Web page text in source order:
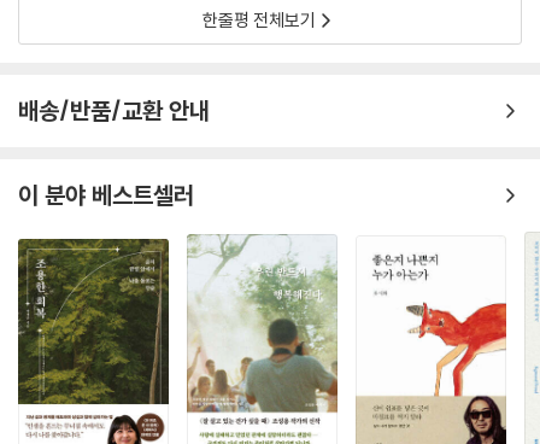
내 안에 고요를 하나 마련하는 일”
명상 지도자로서 안내하는 조용한 회복의 시간
길을 걷고 있는 누군가에게 그 따뜻함을 전하고 싶을 것이다. “내가 만난
겨울만큼 당신의 겨울이 길고 춥지 않길 바라는 간절한 마음으로.”(80쪽)
이 책은 이치훈 작가의 그 다정한 마음에서 출발한다.
“형용할 수 없는 평안함. 완전할 정도의 고요함. 그리고 그것은 오래전부터
내 안에 있어왔고, 단 한 번도 훼손되거나 사라진 적이 없었다는 깨달음. 그
제야 돌아온 나 자신을 향한 스스로의 따뜻하고 친절한 시선. 지난 몇 년간
의 극심했던 겨울이 일순간에 녹는 봄날이었습니다. ‘이게 바로 명상이구
한줄평 전체보기
배송/반품/교환 안내
이 분야 베스트셀러